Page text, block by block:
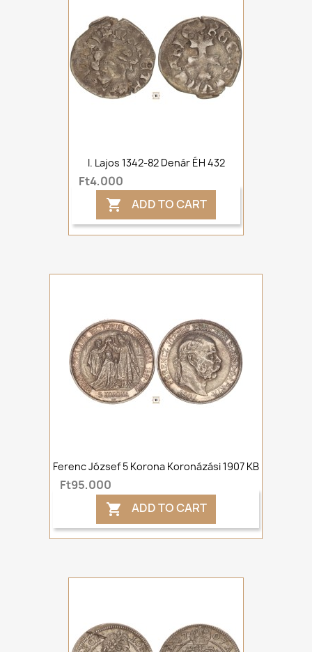
I. Lajos 1342-82 Denár ÉH 432
Ft4,000
 ADD TO CART
Ferenc József 5 Korona Koronázási 1907 KB
Ft95,000
 ADD TO CART